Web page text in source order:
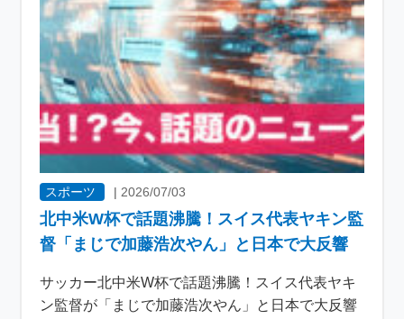
スポーツ | 2026/07/03
北中米W杯で話題沸騰！スイス代表ヤキン監
督「まじで加藤浩次やん」と日本で大反響
サッカー北中米W杯で話題沸騰！スイス代表ヤキ
ン監督が「まじで加藤浩次やん」と日本で大反響